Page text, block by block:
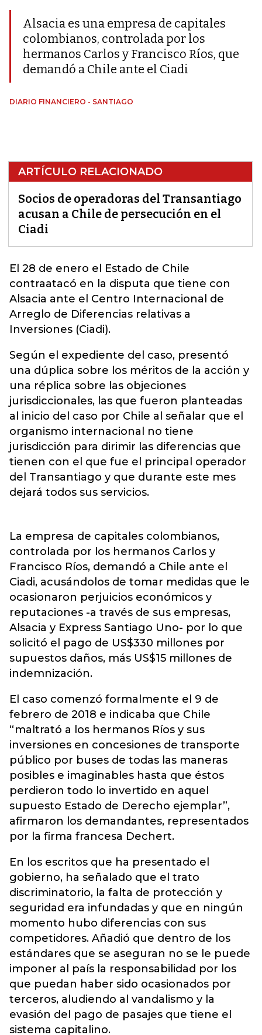
Alsacia es una empresa de capitales
colombianos, controlada por los
hermanos Carlos y Francisco Ríos, que
demandó a Chile ante el Ciadi
DIARIO FINANCIERO - SANTIAGO
ARTÍCULO RELACIONADO
Socios de operadoras del Transantiago
acusan a Chile de persecución en el
Ciadi
El 28 de enero el Estado de Chile
contraatacó en la disputa que tiene con
Alsacia ante el Centro Internacional de
Arreglo de Diferencias relativas a
Inversiones (Ciadi).
Según el expediente del caso, presentó
una dúplica sobre los méritos de la acción y
una réplica sobre las objeciones
jurisdiccionales, las que fueron planteadas
al inicio del caso por Chile al señalar que el
organismo internacional no tiene
jurisdicción para dirimir las diferencias que
tienen con el que fue el principal operador
del Transantiago y que durante este mes
dejará todos sus servicios.
La empresa de capitales colombianos,
controlada por los hermanos Carlos y
Francisco Ríos, demandó a Chile ante el
Ciadi, acusándolos de tomar medidas que le
ocasionaron perjuicios económicos y
reputaciones -a través de sus empresas,
Alsacia y Express Santiago Uno- por lo que
solicitó el pago de US$330 millones por
supuestos daños, más US$15 millones de
indemnización.
El caso comenzó formalmente el 9 de
febrero de 2018 e indicaba que Chile
“maltrató a los hermanos Ríos y sus
inversiones en concesiones de transporte
público por buses de todas las maneras
posibles e imaginables hasta que éstos
perdieron todo lo invertido en aquel
supuesto Estado de Derecho ejemplar”,
afirmaron los demandantes, representados
por la firma francesa Dechert.
En los escritos que ha presentado el
gobierno, ha señalado que el trato
discriminatorio, la falta de protección y
seguridad era infundadas y que en ningún
momento hubo diferencias con sus
competidores. Añadió que dentro de los
estándares que se aseguran no se le puede
imponer al país la responsabilidad por los
que puedan haber sido ocasionados por
terceros, aludiendo al vandalismo y la
evasión del pago de pasajes que tiene el
sistema capitalino.